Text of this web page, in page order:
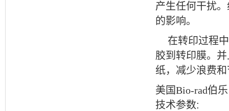
产生任何干扰
的影响。
在转印过程
胶到转印膜。
纸，减少浪费
美国Bio-rad伯
技术参数: